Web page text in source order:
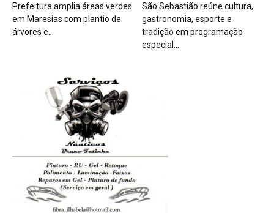
Prefeitura amplia áreas verdes
em Maresias com plantio de
árvores e...
São Sebastião reúne cultura,
gastronomia, esporte e
tradição em programação
especial...